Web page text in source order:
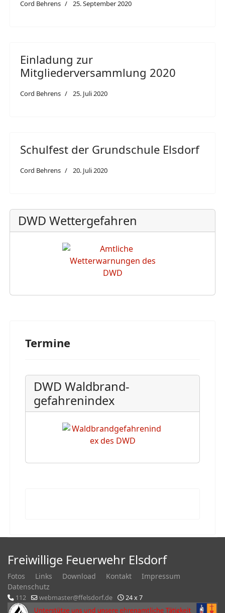
Cord Behrens 25. September 2020
Einladung zur
Mitgliederversammlung 2020
Cord Behrens 25. Juli 2020
Schulfest der Grundschule Elsdorf
Cord Behrens 20. Juli 2020
DWD Wettergefahren
Termine
DWD Waldbrand-
gefahrenindex
Freiwillige Feuerwehr Elsdorf
Fotos Links Download Kontakt
Impressum
Datenschutz
112 webmaster@ffelsdorf.de 24 x 7